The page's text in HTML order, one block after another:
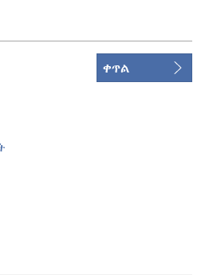
ቀጥል